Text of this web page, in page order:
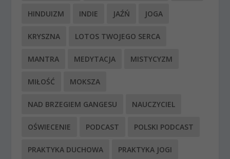
HINDUIZM INDIE JAŹŃ JOGA
KRYSZNA LOTOS TWOJEGO SERCA
MANTRA MEDYTACJA MISTYCYZM
MIŁOŚĆ MOKSZA
NAD BRZEGIEM GANGESU NAUCZYCIEL
OŚWIECENIE PODCAST POLSKI PODCAST
PRAKTYKA DUCHOWA PRAKTYKA JOGI